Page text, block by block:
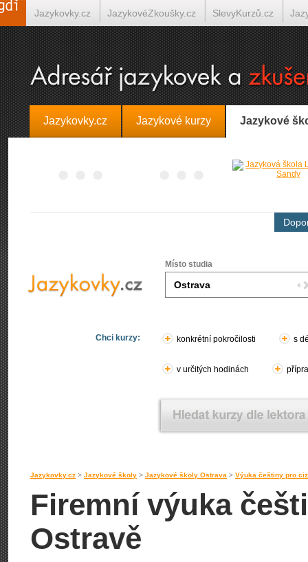
Jazykovky.cz Jazykové kurzy Jazykové
Místo studia
Chci kurzy: konkrétní pokročilosti s
v určitých hodinách
Jazykovky.cz > Jazykové školy > Jazykové školy Ostrava > Výuka češtiny pro
Firemní výuka
Ostravě
Jazykovky.cz JazykovéZkoušky.cz SlevyKurzů.cz
Španělština on-line Italština on-line Tlumočení-